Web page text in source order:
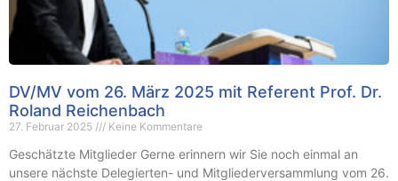
DV/MV vom 26. März 2025 mit Referent Prof. Dr.
Roland Reichenbach
27. Februar 2025 Keine Kommentare
Geschätzte Mitglieder Gerne erinnern wir Sie noch einmal an
unsere nächste Delegierten- und Mitgliederversammlung vom 26.